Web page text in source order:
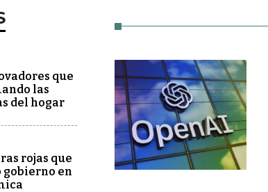
que
las
del hogar
rojas que
gobierno en